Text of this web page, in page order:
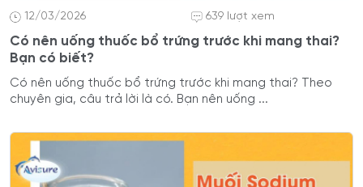
12/03/2026 639 lượt xem
Có nên uống thuốc bổ trứng trước khi mang thai?
Bạn có biết?
Có nên uống thuốc bổ trứng trước khi mang thai? Theo
chuyên gia, câu trả lời là có. Bạn nên uống ...